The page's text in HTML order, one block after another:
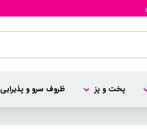
پخت و پز ظروف سرو و پذیرایی